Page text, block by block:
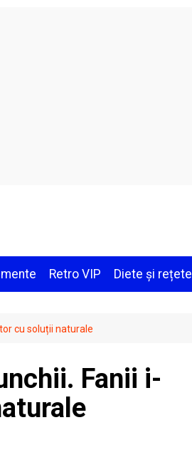
Retro VIP Diete și rețete
cu soluții naturale
Fanii i-